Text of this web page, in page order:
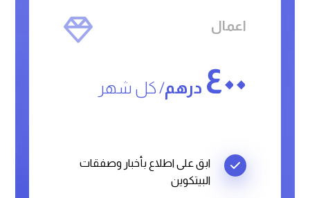
اعمال
٤٠٠ درهم/ کل شهر
ابق على اطلاع بأخبار وصفقات
البيتكوين